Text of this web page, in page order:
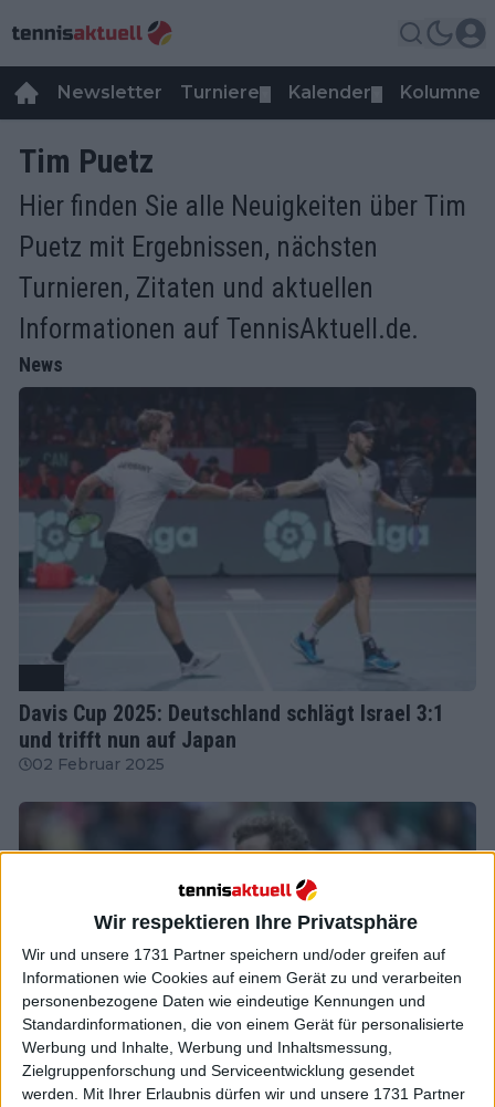
Wir respektieren Ihre Privatsphäre
Wir und unsere 1731 Partner speichern und/oder greifen auf
Informationen wie Cookies auf einem Gerät zu und verarbeiten
personenbezogene Daten wie eindeutige Kennungen und
Standardinformationen, die von einem Gerät für personalisierte
Werbung und Inhalte, Werbung und Inhaltsmessung,
Zielgruppenforschung und Serviceentwicklung gesendet
werden. Mit Ihrer Erlaubnis dürfen wir und unsere 1731 Partner
Newsletter Turniere Kalender Kolumnen
Tim Puetz
Hier finden Sie alle Neuigkeiten über Tim
Puetz mit Ergebnissen, nächsten
Turnieren, Zitaten und aktuellen
Informationen auf TennisAktuell.de.
News
Davis Cup 2025: Deutschland schlägt Israel 3:1
und trifft nun auf Japan
02 Februar 2025
ATP